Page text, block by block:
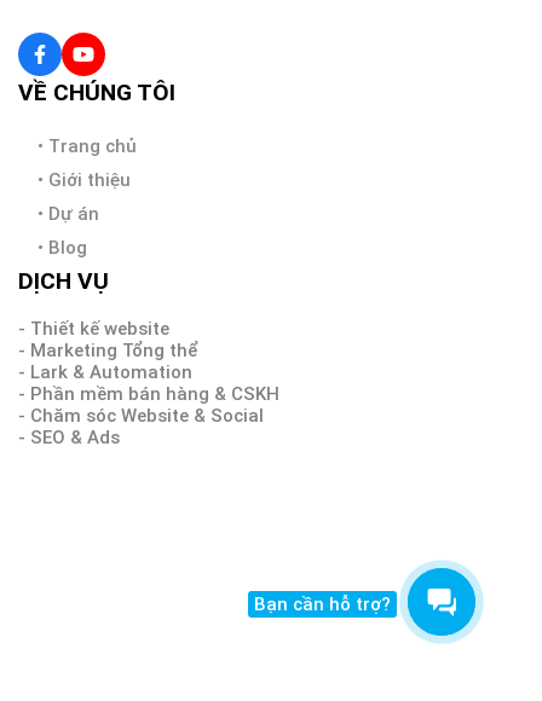
VỀ CHÚNG TÔI
• Trang chủ
• Giới thiệu
• Dự án
• Blog
DỊCH VỤ
- Thiết kế website
- Marketing Tổng thể
- Lark & Automation
- Phần mềm bán hàng & CSKH
- Chăm sóc Website & Social
- SEO & Ads
Bạn cần hỗ trợ?